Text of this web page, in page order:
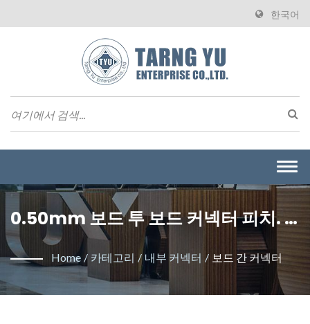
한국어
0.50mm 보드 투 보드 커넥터 피치. /
대만의 와이어 투 보드 커넥터 제조업
체 | Tarng Yu Enterprise (TYU)
Home / 카테고리 / 내부 커넥터 / 보드 간 커넥터